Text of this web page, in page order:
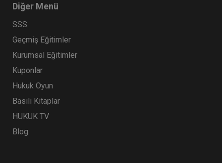
Diğer Menü
SSS
Geçmiş Eğitimler
Kurumsal Eğitimler
Kuponlar
Hukuk Oyun
Basılı Kitaplar
HUKUK TV
Blog